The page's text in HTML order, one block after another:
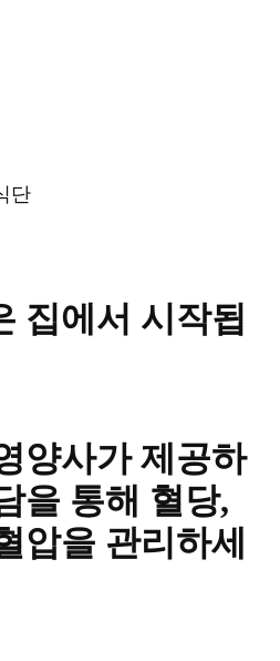
단
집에서 시작됩
양사가 제공하
을 통해 혈당,
압을 관리하세